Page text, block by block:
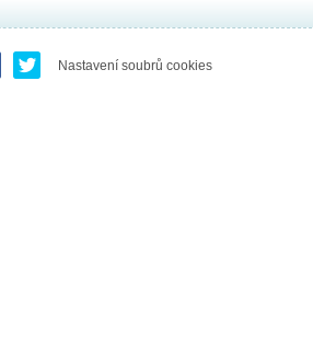
Nastavení soubrů cookies